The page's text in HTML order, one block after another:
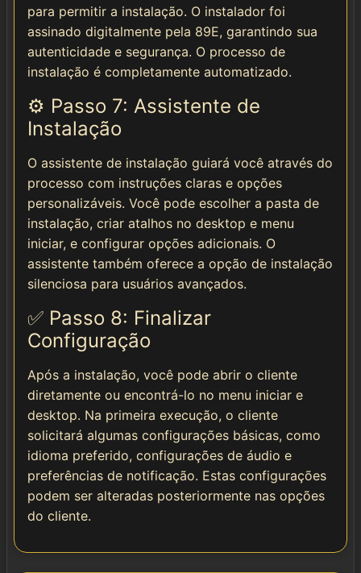
para permitir a instalação. O instalador foi
assinado digitalmente pela 89E, garantindo sua
autenticidade e segurança. O processo de
instalação é completamente automatizado.
⚙️ Passo 7: Assistente de
Instalação
O assistente de instalação guiará você através do
processo com instruções claras e opções
personalizáveis. Você pode escolher a pasta de
instalação, criar atalhos no desktop e menu
iniciar, e configurar opções adicionais. O
assistente também oferece a opção de instalação
silenciosa para usuários avançados.
✅ Passo 8: Finalizar
Configuração
Após a instalação, você pode abrir o cliente
diretamente ou encontrá-lo no menu iniciar e
desktop. Na primeira execução, o cliente
solicitará algumas configurações básicas, como
idioma preferido, configurações de áudio e
preferências de notificação. Estas configurações
podem ser alteradas posteriormente nas opções
do cliente.